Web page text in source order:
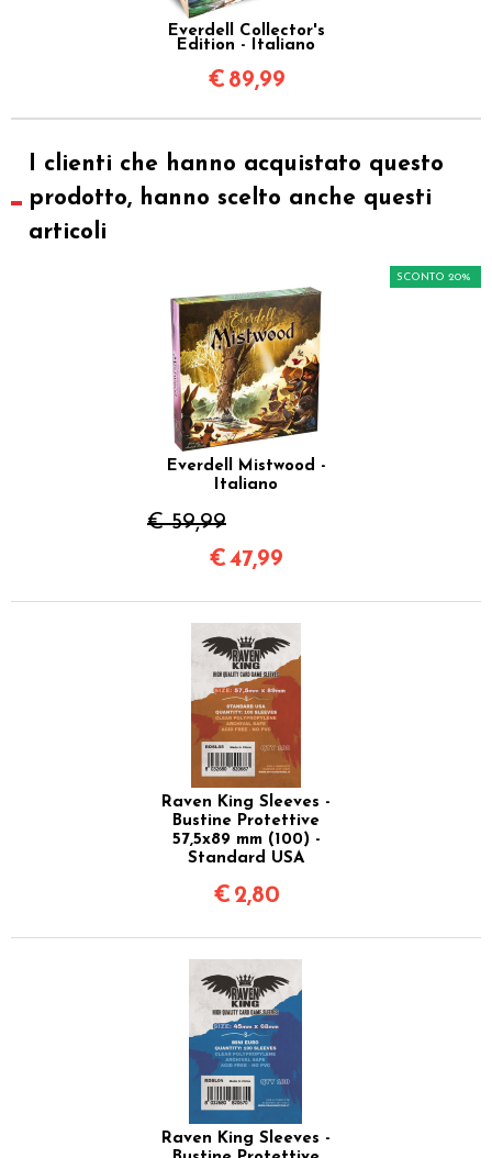
Everdell Collector's
Edition - Italiano
€ 89,99
I clienti che hanno acquistato questo
prodotto, hanno scelto anche questi
articoli
Everdell Mistwood -
Italiano
€ 59,99
SCONTO 20%
€47,99
Raven King Sleeves -
Bustine Protettive
57,5x89 mm (100) -
Standard USA
€ 2,80
Raven King Sleeves -